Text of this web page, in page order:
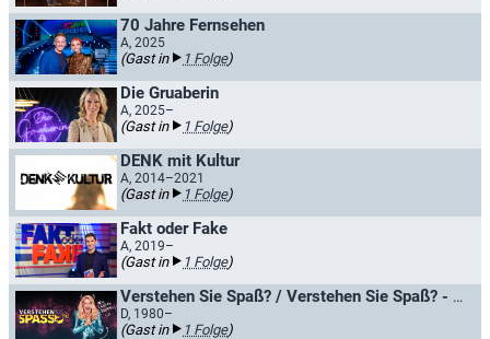
70 Jahre Fernsehen
A, 2025
(Gast in 1 Folge)
Die Gruaberin
A, 2025–
(Gast in 1 Folge)
DENK mit Kultur
A, 2014–2021
(Gast in 1 Folge)
Fakt oder Fake
A, 2019–
(Gast in 1 Folge)
Verstehen Sie Spaß? / Verstehen Sie Spaß? - Die Hallervorden-Show
D, 1980–
(Gast in 1 Folge)